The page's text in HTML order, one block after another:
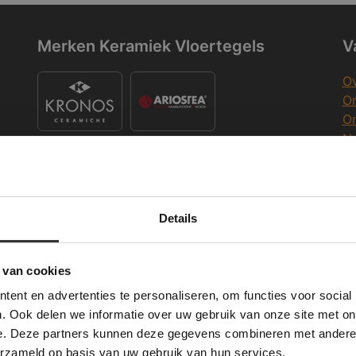
Details
cookies
en advertenties te personaliseren, om functies voor social
Ook delen we informatie over uw gebruik van onze site met
Deze partners kunnen deze gegevens combineren met
op basis van uw gebruik van hun services.
Merken Keramiek Vloertegels
Merken Keramiek Terrastegels
Merken Glasmozaïek
Deze website maakt gebruik van cookies.
gebruikt cookies om de gebruikerservaring te verbeteren. Door gebruik te
geeft u toestemming voor alle cookies in overeenstemming met ons
verder
ALLES ACCEPTEREN ALLES AFWIJZEN